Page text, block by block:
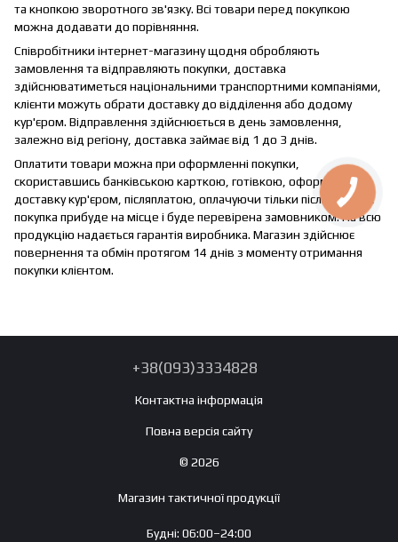
та кнопкою зворотного зв'язку. Всі товари перед покупкою
можна додавати до порівняння.
Співробітники інтернет-магазину щодня обробляють
замовлення та відправляють покупки, доставка
здійснюватиметься національними транспортними компаніями,
клієнти можуть обрати доставку до відділення або додому
кур'єром. Відправлення здійснюється в день замовлення,
залежно від регіону, доставка займає від 1 до 3 днів.
Оплатити товари можна при оформленні покупки,
скориставшись банківською карткою, готівкою, оформивши
доставку кур'єром, післяплатою, оплачуючи тільки після того, як
покупка прибуде на місце і буде перевірена замовником. На всю
продукцію надається гарантія виробника. Магазин здійснює
повернення та обмін протягом 14 днів з моменту отримання
покупки клієнтом.
+38(093)3334828
Контактна інформація
Повна версія сайту
© 2026
Магазин тактичної продукції
Будні: 06:00–24:00